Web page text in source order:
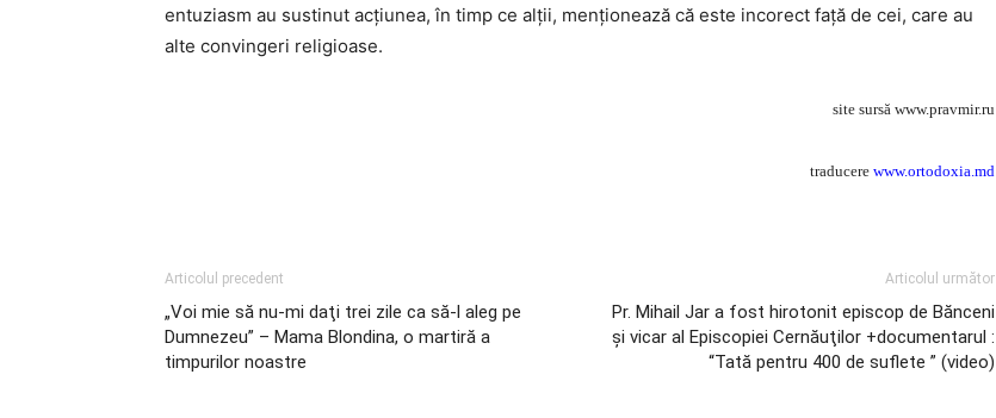
entuziasm au sustinut acţiunea, în timp ce alţii, menţionează că este incorect faţă de cei, care au
alte convingeri religioase.
site sursă www.pravmir.ru
traducere www.ortodoxia.md
Articolul precedent
„Voi mie să nu-mi daţi trei zile ca să-l aleg pe
Dumnezeu” – Mama Blondina, o martiră a
timpurilor noastre
Articolul următor
Pr. Mihail Jar a fost hirotonit episcop de Bănceni
şi vicar al Episcopiei Cernăuţilor +documentarul :
“Tată pentru 400 de suflete ” (video)